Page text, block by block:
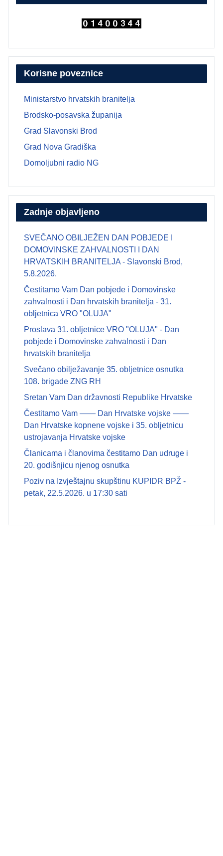
Korisne poveznice
Ministarstvo hrvatskih branitelja
Brodsko-posavska županija
Grad Slavonski Brod
Grad Nova Gradiška
Domoljubni radio NG
Zadnje objavljeno
SVEČANO OBILJEŽEN DAN POBJEDE I
DOMOVINSKE ZAHVALNOSTI I DAN
HRVATSKIH BRANITELJA - Slavonski Brod,
5.8.2026.
Čestitamo Vam Dan pobjede i Domovinske
zahvalnosti i Dan hrvatskih branitelja - 31.
obljetnica VRO "OLUJA"
Proslava 31. obljetnice VRO "OLUJA" - Dan
pobjede i Domovinske zahvalnosti i Dan
hrvatskih branitelja
Svečano obilježavanje 35. obljetnice osnutka
108. brigade ZNG RH
Sretan Vam Dan državnosti Republike Hrvatske
Čestitamo Vam —— Dan Hrvatske vojske ——
Dan Hrvatske kopnene vojske i 35. obljetnicu
ustrojavanja Hrvatske vojske
Članicama i članovima čestitamo Dan udruge i
20. godišnjicu njenog osnutka
Poziv na Izvještajnu skupštinu KUPIDR BPŽ -
petak, 22.5.2026. u 17:30 sati